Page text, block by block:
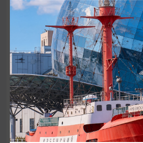
Аудиоспектакль
косы»
01.02.2026 - 31.12.2026, 13:00
Куршская коса
ОТ 2500₽